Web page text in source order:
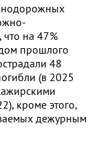
на 47%
прошлого
48
(в 2025
кроме этого,
дежурным